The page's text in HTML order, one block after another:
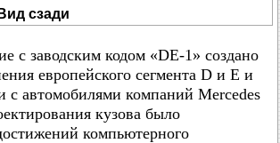
сзади
с заводским кодом «DE-1» создано
европейского сегмента D и E и
с автомобилями компаний Mercedes
кузова было
компьютерного